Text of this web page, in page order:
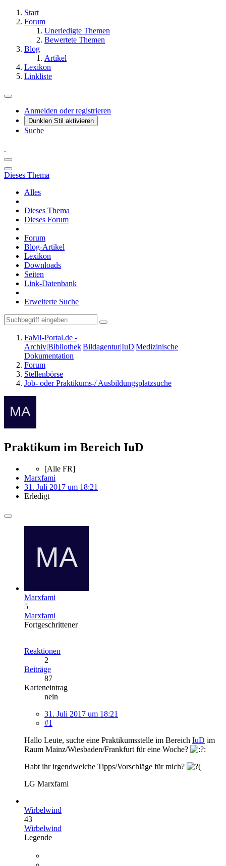
Start
Forum
Unerledigte Themen
Bewertete Themen
Blog
Artikel
Lexikon
Linkliste
Anmelden oder registrieren
Dunklen Stil aktivieren
Suche
Dieses Thema
Alles
Dieses Thema
Dieses Forum
Forum
Blog-Artikel
Lexikon
Downloads
Seiten
Link-Datenbank
Erweiterte Suche
FaMI-Portal.de -
Archiv|Bibliothek|Bildagentur|IuD|Medizinische
Dokumentation
Forum
Stellenbörse
Job- oder Praktikums-/ Ausbildungsplatzsuche
Praktikum im Bereich IuD
[Alle FR]
Marxfami
31. Juli 2017 um 18:21
Erledigt
Marxfami
5
Marxfami
Fortgeschrittener
Reaktionen
2
Beiträge
87
Karteneintrag
nein
31. Juli 2017 um 18:21
#1
Hallo Leute, suche eine Praktikumsstelle im Bereich IuD im
Raum Mainz/Wiesbaden/Frankfurt für eine Woche?
Habt ihr irgendwelche Tipps/Vorschläge für mich?
LG Marxfami
Wirbelwind
43
Wirbelwind
Legende